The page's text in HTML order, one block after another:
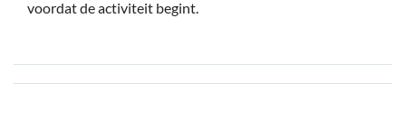
voordat de activiteit begint.